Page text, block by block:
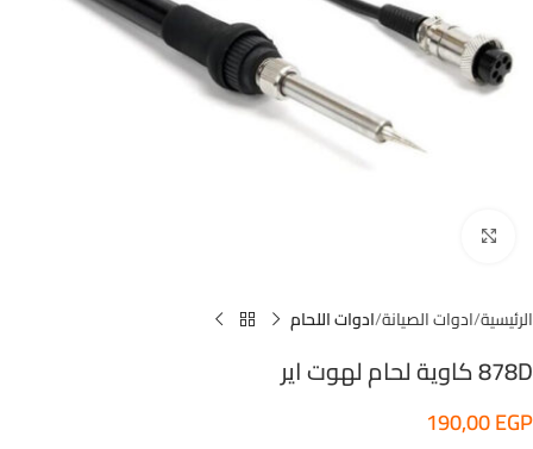
الرئيسية ادوات الصيانة ادوات اللحام
878D كاوية لحام لهوت اير
190,00EGP